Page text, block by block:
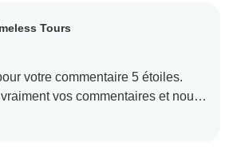
Tours
votre commentaire 5 étoiles.
vos commentaires et nous
vous ayez apprécié votre voyage